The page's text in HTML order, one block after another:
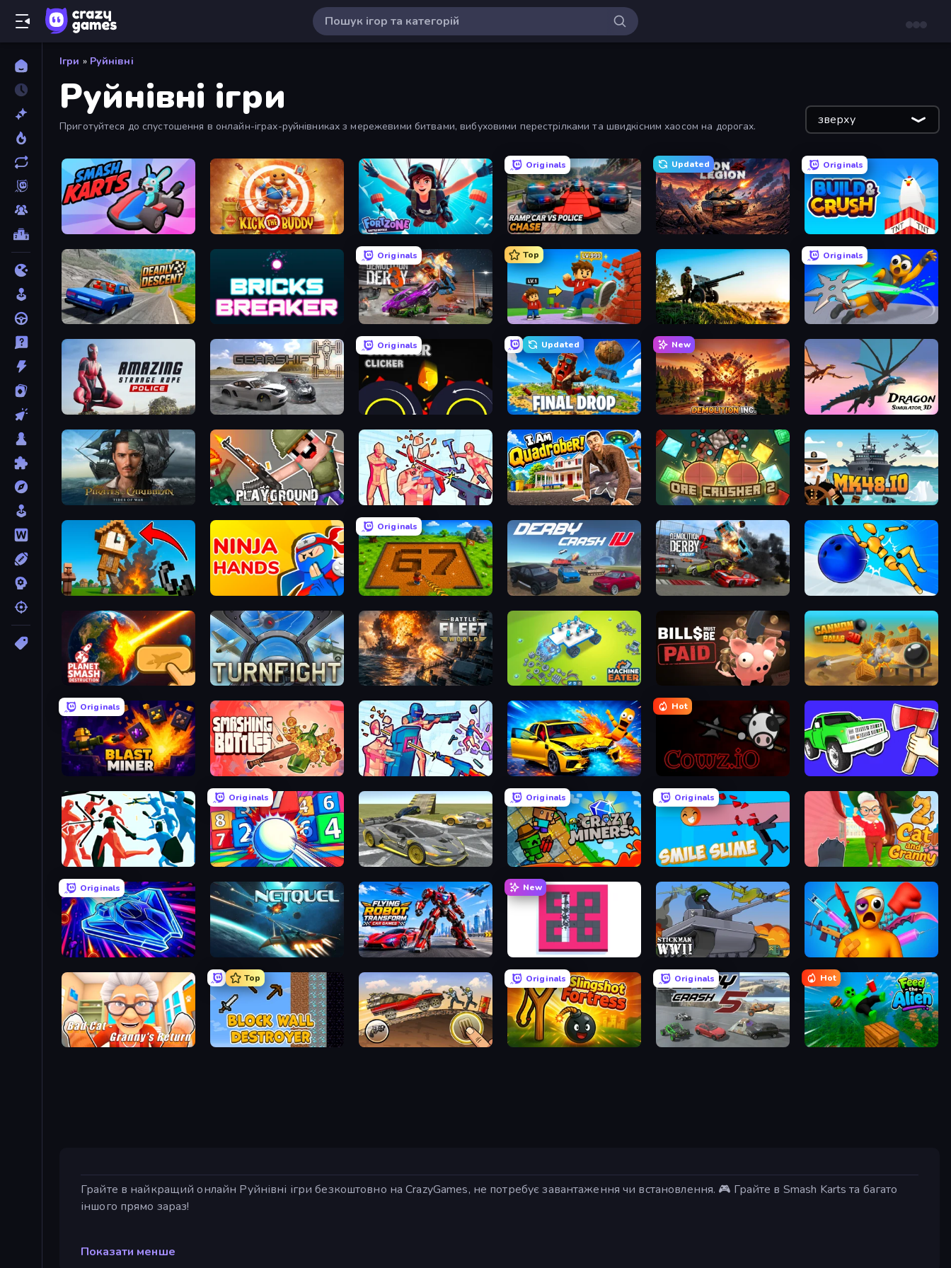
Ігри » Руйнівні
Руйнівні ігри
Приготуйтеся до спустошення в онлайн-іграх-руйнівниках з мережевими битвами, вибуховими перестрілками та швидкісним хаосом на дорогах. зверху
Smash Karts Kick the Buddy Fortzone Battle Royale
Originals
Ramp Car VS Police: CHASE
Updated
Iron Legion
Originals
Deadly Descent Bricks Breaker
Originals
Demolition Derby 3
Top
Obby: +1 Click Wall Breaker Artillery Vs Tanks
Originals
Ninja Swipe Strike
Amazing Strange Rope Police Gearshift One
Originals
Crusher Clicker
Updated
Final Drop
New
Demolition Inc. Dragon Simulator 3D
Pirates of the Caribbean: ToW Playground Time Shooter 2 I Am Quadrober! OreCrusher 2 Mk48.io
Noob Fuse
Originals
Obby: Dig Brainrots Derby Crash 4 Demolition Derby 2 Playground Man! Ragdoll Show!
Planet Smash Destruction Turnfight Battle Fleet World Machine Eater Cannon Balls 3D
Originals
Blast Miner Smashing Bottles Time Shooter 3: SWAT BMG: Ragdoll Playground
Hot
cowz.io Smash the Car to Pieces!
Funny Battle Simulator
Originals
Entropy Wrong Way
Originals
Crazy Miners
Originals
Smile Slime Cat and Granny 2
Originals
Stellar Swarm Netquel Flying Robot Transform Car Games
New
BreakStoneBALL Stickman WW2 Fun Ragdoll Challenge!
Bad Cat - Granny's Return
Top
Block Wall Destroyer Earn to Die: Zombie Ride
Originals
Slingshot Fortress
Originals
Derby Crash 5
Hot
Feed the Alien
Грайте в найкращий онлайн Руйнівні ігри безкоштовно на CrazyGames, не потребує завантаження чи встановлення. 🎮 Грайте в Smash Karts та багато
іншого прямо зараз!
Показати менше